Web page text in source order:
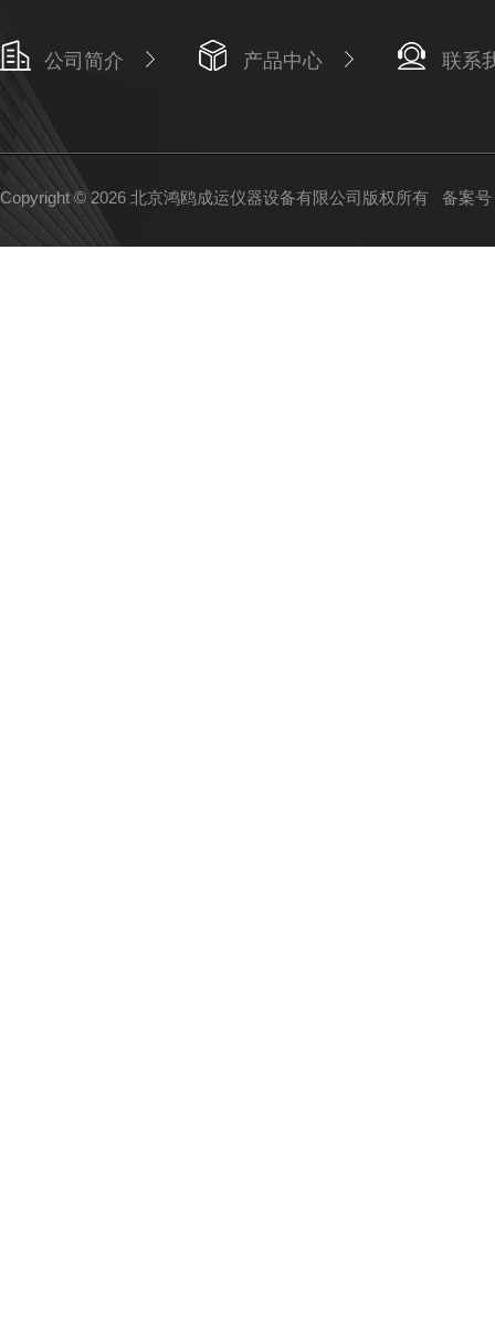
公司简介 产品中心 联系
Copyright © 2026 北京鸿鸥成运仪器设备有限公司版权所有 备案号